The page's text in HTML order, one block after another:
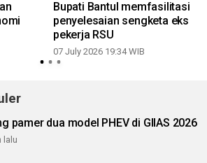
Bupati Bantul memfasilitasi
penyelesaian sengketa eks
pekerja RSU
07 July 2026 19:34 WIB
pamer dua model PHEV di GIIAS 2026
lalu